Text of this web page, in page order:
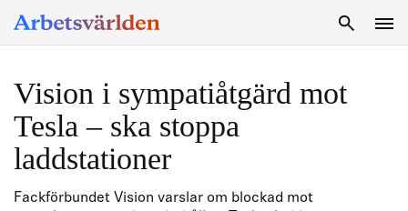
Vision i sympatiåtgärd mot
Tesla – ska stoppa
laddstationer
Fackförbundet Vision varslar om blockad mot